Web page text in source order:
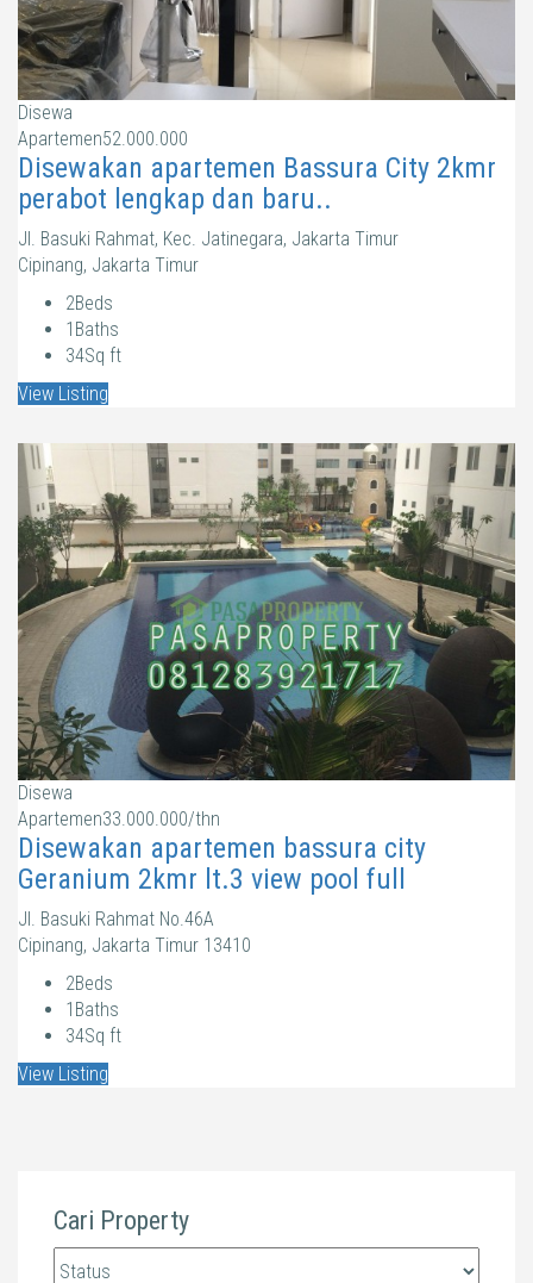
Disewa
Apartemen52.000.000
Disewakan apartemen Bassura City 2kmr
perabot lengkap dan baru..
Jl. Basuki Rahmat, Kec. Jatinegara, Jakarta Timur
Cipinang, Jakarta Timur
2Beds
1 Baths
34Sq ft
View Listing
Disewa
Apartemen33.000.000/thn
Disewakan apartemen bassura city
Geranium 2kmr lt.3 view pool full
Jl. Basuki Rahmat No.46A
Cipinang, Jakarta Timur 13410
2Beds
1 Baths
34Sq ft
View Listing
Cari Property